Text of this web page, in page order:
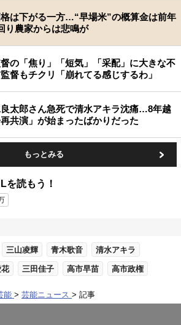
は下がる一方…“早場米”の概算金は前年
り農家からは悲鳴が
の「焦り」「短気」「采配」に大きな不
督もチクリ「崩れてる感じするわ」
太郎さん急死で清水アキラ沈痛…8年越
共演」が始まったばかりだった
もっとみる
を読もう！
三山凌輝 青木歌音 清水アキラ
三田佳子 高市早苗 高市政権
能 芸能ニュース 記事